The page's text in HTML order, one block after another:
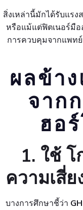
สิ่งเหล่านี้มักได้รับแรง
หรือแม้แต่ฟิตเนอร์มื
การควบคุมจากแพท
ผลข้า
จาก
ฮอ
1. ใช้
ความเสี่ย
บางการศึกษาชี้ว่า GH